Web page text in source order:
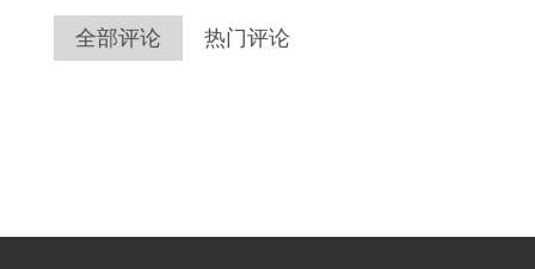
全部评论 热门评论